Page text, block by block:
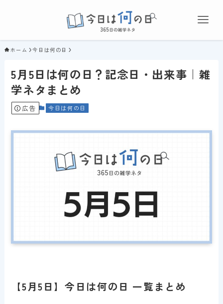
ホーム 今日は何の日
5月5日は何の日？記念日・出来事｜雑
学ネタまとめ
広告 今日は何の日
【5月5日】今日は何の日 一覧まとめ